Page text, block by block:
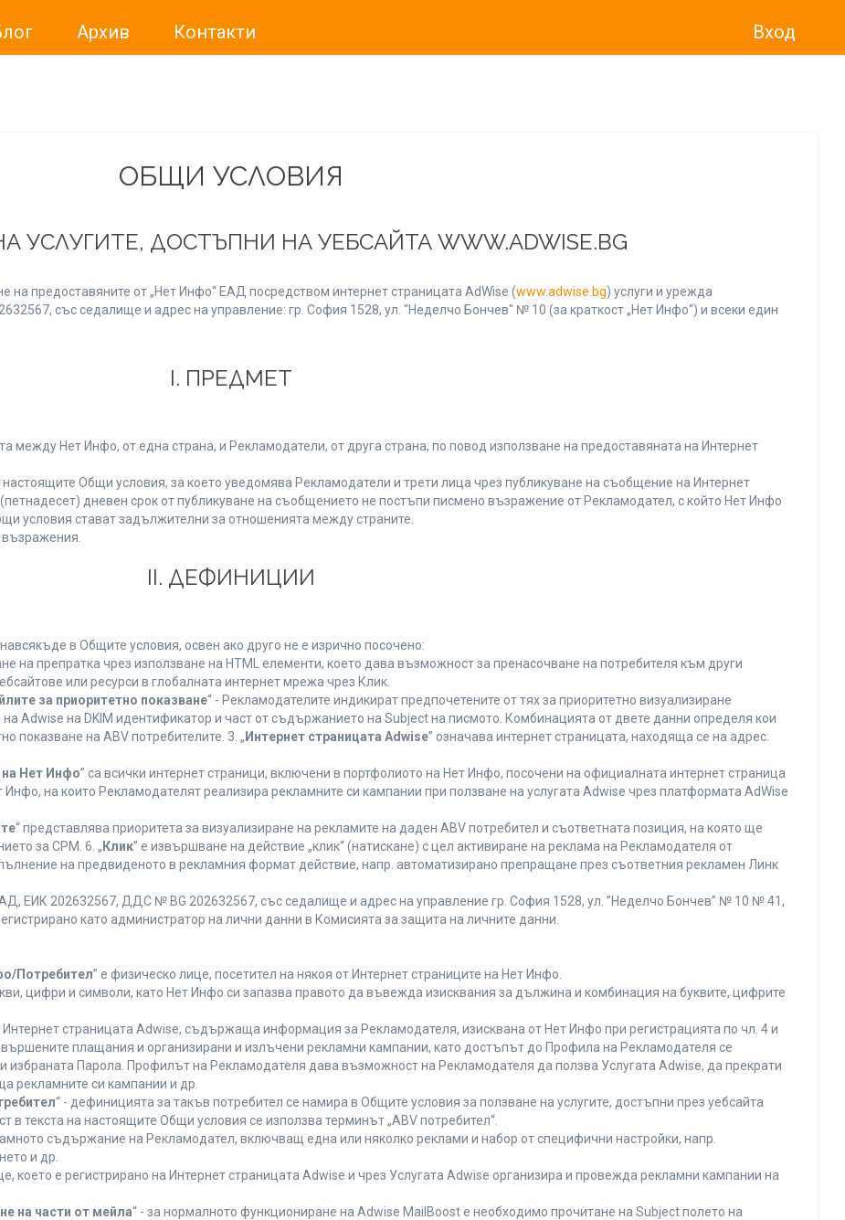
Архив Контакти Вход
ОБЩИ УСЛОВИЯ
УСЛУГИТЕ, ДОСТЪПНИ НА УЕБСАЙТА WWW.ADWISE.BG
предоставяните от „Нет Инфо“ ЕАД посредством интернет страницата AdWise (www.adwise.bg) услуги и урежда
със седалище и адрес на управление: гр. София 1528, ул. "Неделчо Бончев" № 10 (за краткост „Нет Инфо“) и всеки един
І. ПРЕДМЕТ
Нет Инфо, от една страна, и Рекламодатели, от друга страна, по повод използване на предоставяната на Интернет
Общи условия, за което уведомява Рекламодатели и трети лица чрез публикуване на съобщение на Интернет
(петнадесет) дневен срок от публикуване на съобщението не постъпи писмено възражение от Рекламодател, с който Нет Инфо
условия стават задължителни за отношенията между страните.
ІІ. ДЕФИНИЦИИ
в Общите условия, освен ако друго не е изрично посочено:
на препратка чрез използване на HTML елементи, което дава възможност за пренасочване на потребителя към други
или ресурси в глобалната интернет мрежа чрез Клик.
за приоритетно показване“ - Рекламодателите индикират предпочетените от тях за приоритетно визуализиране
Adwise на DKIM идентификатор и част от съдържанието на Subject на писмото. Комбинацията от двете данни определя кои
показване на ABV потребителите. 3. „ Интернет страницата Adwise” означава интернет страницата, находяща се на адрес:
на Нет Инфо” са всички интернет страници, включени в портфолиото на Нет Инфо, посочени на официалната интернет страница
на които Рекламодателят реализира рекламните си кампании при ползване на услугата Adwise чрез платформата AdWise
“ представлява приоритета за визуализиране на рекламите на даден ABV потребител и съответната позиция, на която ще
за CPM. 6. „ Клик” е извършване на действие „клик“ (натискане) с цел активиране на реклама на Рекламодателя от
на предвиденото в рекламния формат действие, напр. автоматизирано препращане през съответния рекламен Линк
ЕИК 202632567, ДДС № BG 202632567, със седалище и адрес на управление гр. София 1528, ул. ”Неделчо Бончев” № 10 № 41,
като администратор на лични данни в Комисията за защита на личните данни.
Потребител” е физическо лице, посетител на някоя от Интернет страниците на Нет Инфо.
цифри и символи, като Нет Инфо си запазва правото да въвежда изисквания за дължина и комбинация на буквите, цифрите
Интернет страницата Adwise, съдържаща информация за Рекламодателя, изисквана от Нет Инфо при регистрацията по чл. 4 и
плащания и организирани и излъчени рекламни кампании, като достъпът до Профила на Рекламодателя се
Парола. Профилът на Рекламодателя дава възможност на Рекламодателя да ползва Услугата Adwise, да прекрати
рекламните си кампании и др.
“ - дефиницията за такъв потребител се намира в Общите условия за ползване на услугите, достъпни през уебсайта
в текста на настоящите Общи условия се използва терминът „ABV потребител“.
съдържание на Рекламодател, включващ една или няколко реклами и набор от специфични настройки, напр.
и др.
което е регистрирано на Интернет страницата Adwise и чрез Услугата Adwise организира и провежда рекламни кампании на
на части от мейла“ - за нормалното функциониране на Adwise MailBoost е необходимо прочитане на Subject полето на